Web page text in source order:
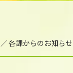
各課からのお知らせ